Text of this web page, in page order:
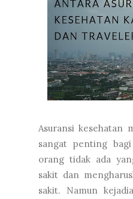
Asuransi kesehatan
sangat penting
orang tidak ada
sakit dan
sakit. Namun